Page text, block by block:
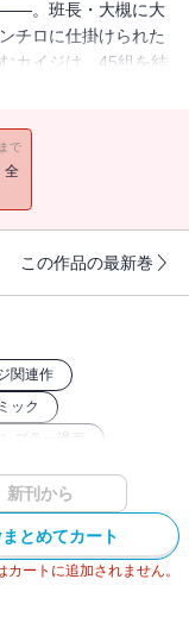
。班長・大槻に大
チロに仕掛けられた
カイジは、45組を結
なカイジたちに対し
で
全
この作品の最新巻
関連作
ック
ンブラー漫画
新刊から
まとめてカート
ートに追加されません。